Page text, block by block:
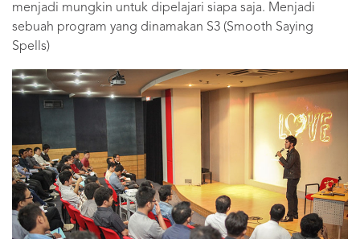
menjadi mungkin untuk dipelajari siapa saja. Menjadi
sebuah program yang dinamakan S3 (Smooth Saying
Spells)